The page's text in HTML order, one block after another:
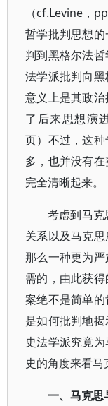
（cf.Levine，
哲学批判思想
判到黑格尔法
法学派批判向
意义上是其政
了后来思想演
页）不过，这
多，也并没有
完全清晰起来。
考虑到马
关系以及马克
那么一种更为
需的，由此获
案绝不是简单
是如何批判地
史法学派究竟
史的角度来看
一、马克思